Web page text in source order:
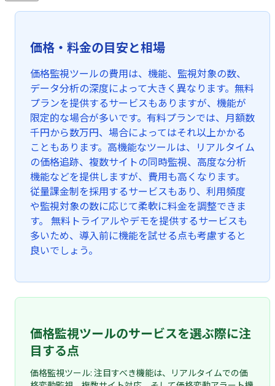
価格・料金の目安と相場
価格監視ツールの費用は、機能、監視対象の数、
データ分析の深度によって大きく異なります。無料
プランを提供するサービスもありますが、機能が
限定的な場合が多いです。有料プランでは、月額数
千円から数万円、場合によってはそれ以上かかる
こともあります。高機能なツールは、リアルタイム
の価格追跡、複数サイトの同時監視、高度な分析
機能などを提供しますが、費用も高くなります。
従量課金制を採用するサービスもあり、利用頻度
や監視対象の数に応じて柔軟に料金を調整できま
す。 無料トライアルやデモを提供するサービスも
多いため、導入前に機能を試せる点も考慮すると
良いでしょう。
価格監視ツールのサービスを選ぶ際に注
目する点
価格監視ツール: 注目すべき機能は、リアルタイムでの価